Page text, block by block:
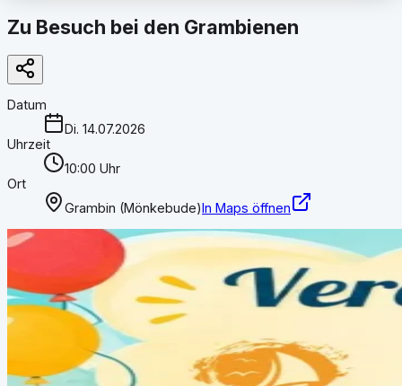
Zu Besuch bei den Grambienen
Datum
Di. 14.07.2026
Uhrzeit
10:00 Uhr
Ort
Grambin (Mönkebude)In Maps öffnen